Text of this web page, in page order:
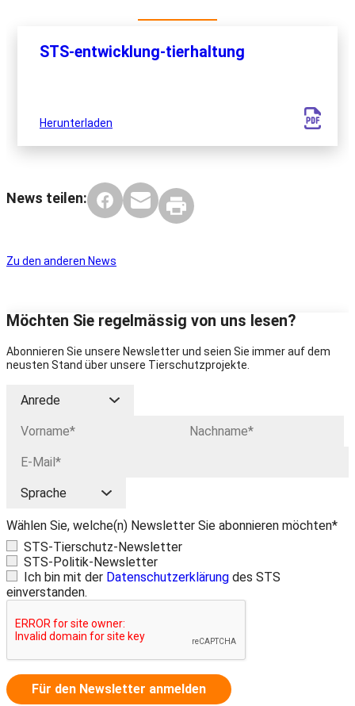
STS-entwicklung-tierhaltung
Herunterladen
News teilen:
Zu den anderen News
Möchten Sie regelmässig von uns lesen?
Abonnieren Sie unsere Newsletter und seien Sie immer auf dem
neusten Stand über unsere Tierschutzprojekte.
Wählen Sie, welche(n) Newsletter Sie abonnieren möchten*
STS-Tierschutz-Newsletter
STS-Politik-Newsletter
Ich bin mit der Datenschutzerklärung des STS
einverstanden.
Für den Newsletter anmelden